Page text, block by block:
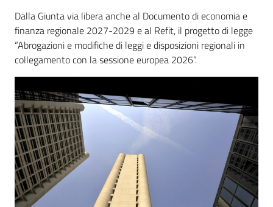
Dalla Giunta via libera anche al Documento di economia e
finanza regionale 2027-2029 e al Refit, il progetto di legge
“Abrogazioni e modifiche di leggi e disposizioni regionali in
collegamento con la sessione europea 2026”.